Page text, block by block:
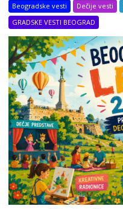
Beogradske vesti
Dečije vesti
GRADSKE VESTI BEOGRAD